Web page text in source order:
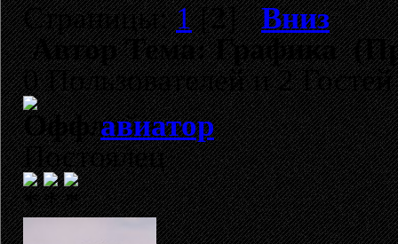
Страницы:1[2]Вниз
АвторТема: Графика
0 Пользователей и 2
авиатор
Постоялец